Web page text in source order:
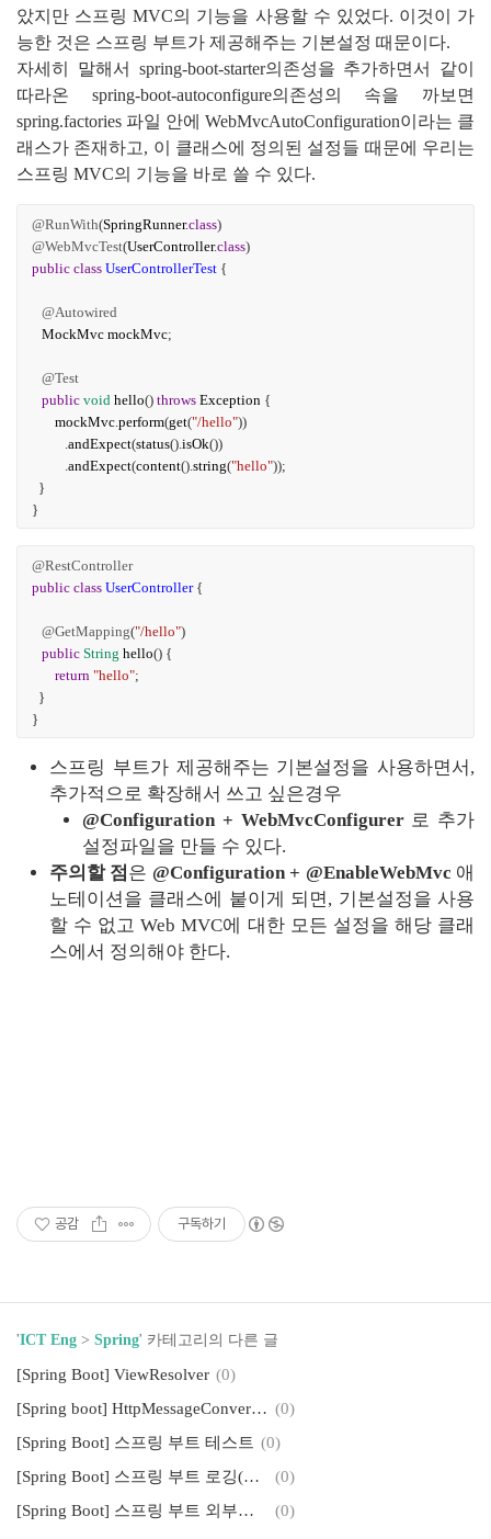
았지만 스프링 MVC의 기능을 사용할 수 있었다. 이것이 가
능한 것은 스프링 부트가 제공해주는 기본설정 때문이다.
자세히 말해서 spring-boot-starter의존성을 추가하면서 같이
따라온 spring-boot-autoconfigure의존성의 속을 까보면
spring.factories 파일 안에 WebMvcAutoConfiguration이라는 클
래스가 존재하고, 이 클래스에 정의된 설정들 때문에 우리는
스프링 MVC의 기능을 바로 쓸 수 있다.
@RunWith(SpringRunner.class)
@WebMvcTest(UserController.class)
public class UserControllerTest{
@Autowired
MockMvc mockMvc;
@Test
public void hello() throws Exception {
mockMvc. perform(get("/hello"))
andExpect(status(). isOk())
andExpect(content(). string("hello"));
}
}
@RestController
public class UserController{
@GetMapping("/hello")
public String hello() {
return "hello";
}
}
스프링 부트가 제공해주는 기본설정을 사용하면서,
추가적으로 확장해서 쓰고 싶은경우
@Configuration + WebMvcConfigurer 로 추가
설정파일을 만들 수 있다.
주의할 점 은 @Configuration + @EnableWebMvc 애
노테이션을 클래스에 붙이게 되면, 기본설정을 사용
할 수 없고 Web MVC에 대한 모든 설정을 해당 클래
스에서 정의해야 한다.
공감 구독하기
'ICT Eng > Spring' 카테고리의 다른 글
[Spring Boot] ViewResolver (0)
[Spring boot] HttpMessageConverters (0)
[Spring Boot] 스프링 부트 테스트 (0)
[Spring Boot] 스프링 부트 로깅(기본 로깅, 커스텀 로깅)
(0)
[Spring Boot] 스프링 부트 외부설정
(0)